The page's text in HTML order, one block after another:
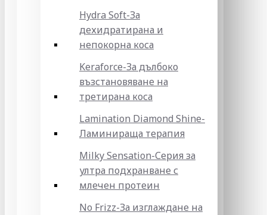
Hydra Soft-За
дехидратирана и
непокорна коса
Keraforce-За дълбоко
възстановяване на
третирана коса
Lamination Diamond Shine-
Ламинираща терапия
Milky Sensation-Серия за
ултра подхранване с
млечен протеин
No Frizz-За изглаждане на